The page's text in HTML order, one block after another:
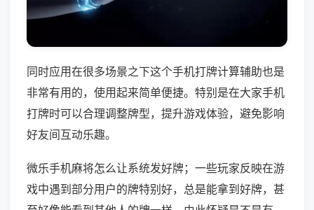
同时应用在很多场景之下这个手机打牌计算辅助也是
非常有用的，使用起来简单便捷。特别是在大家手机
打牌时可以合理调整牌型，提升游戏体验，避免影响
好友间互动乐趣。
微乐手机麻将怎么让系统发好牌；一些玩家反映在游
戏中遇到部分用户的牌特别好，总是能拿到好牌，甚